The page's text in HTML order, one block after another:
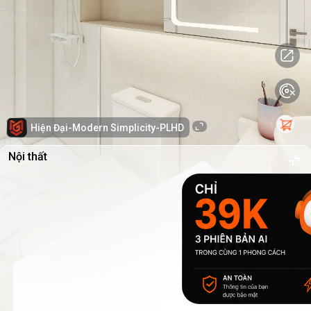
Hiện Đại-Modern Simplicity-PLHD
Nội thất